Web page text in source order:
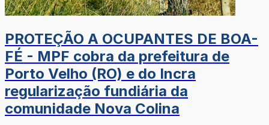
PROTEÇÃO A OCUPANTES DE BOA-
FÉ - MPF cobra da prefeitura de
Porto Velho (RO) e do Incra
regularização fundiária da
comunidade Nova Colina